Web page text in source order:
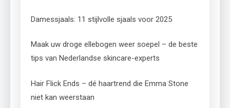
Damessjaals: 11 stijlvolle sjaals voor 2025
Maak uw droge ellebogen weer soepel – de beste
tips van Nederlandse skincare-experts
Hair Flick Ends – dé haartrend die Emma Stone
niet kan weerstaan